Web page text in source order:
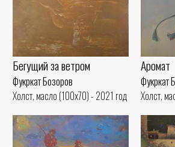
Бегущий за ветром
Фукркат Бозоров
Холст, масло (100x70) - 2021 год
Аромат
Фукркат
Холст,